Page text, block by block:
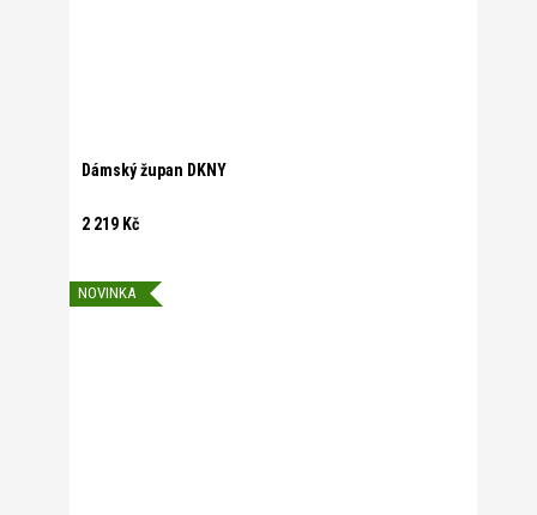
Dámský župan DKNY
2 219 Kč
NOVINKA